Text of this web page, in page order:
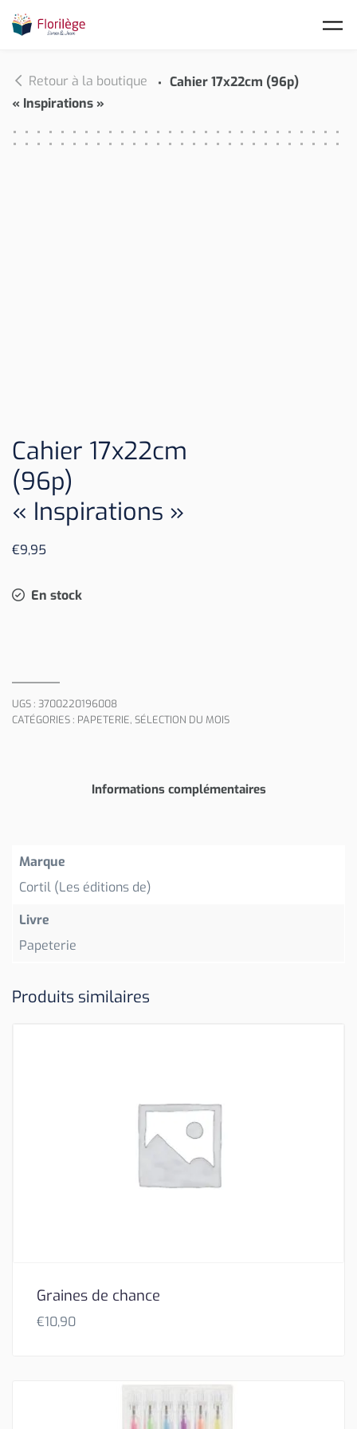
Retour à la boutique
Cahier 17x22cm (96p)
« Inspirations »
Cahier 17x22cm
(96p)
« Inspirations »
€9,95
En stock
UGS : 3700220196008
CATÉGORIES : PAPETERIE, SÉLECTION DU MOIS
Informations complémentaires
Marque
Cortil (Les éditions de)
Livre
Papeterie
Produits similaires
Graines de chance
€10,90